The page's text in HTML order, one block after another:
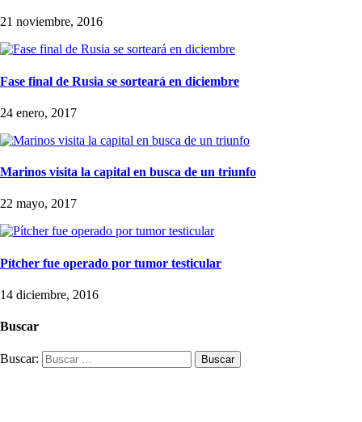
21 noviembre, 2016
Fase final de Rusia se sorteará en diciembre
24 enero, 2017
Marinos visita la capital en busca de un triunfo
22 mayo, 2017
Pítcher fue operado por tumor testicular
14 diciembre, 2016
Buscar
Buscar: